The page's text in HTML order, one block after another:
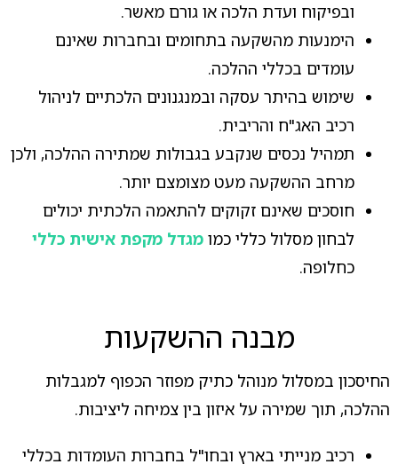
ובפיקוח ועדת הלכה או גורם מאשר.
הימנעות מהשקעה בתחומים ובחברות שאינם
עומדים בכללי ההלכה.
שימוש בהיתר עסקה ובמנגנונים הלכתיים לניהול
רכיב האג"ח והריבית.
תמהיל נכסים שנקבע בגבולות שמתירה ההלכה, ולכן
מרחב ההשקעה מעט מצומצם יותר.
חוסכים שאינם זקוקים להתאמה הלכתית יכולים
לבחון מסלול כללי כמו מגדל מקפת אישית כללי
כחלופה.
מבנה ההשקעות
החיסכון במסלול מנוהל כתיק מפוזר הכפוף למגבלות
ההלכה, תוך שמירה על איזון בין צמיחה ליציבות.
רכיב מנייתי בארץ ובחו"ל בחברות העומדות בכללי